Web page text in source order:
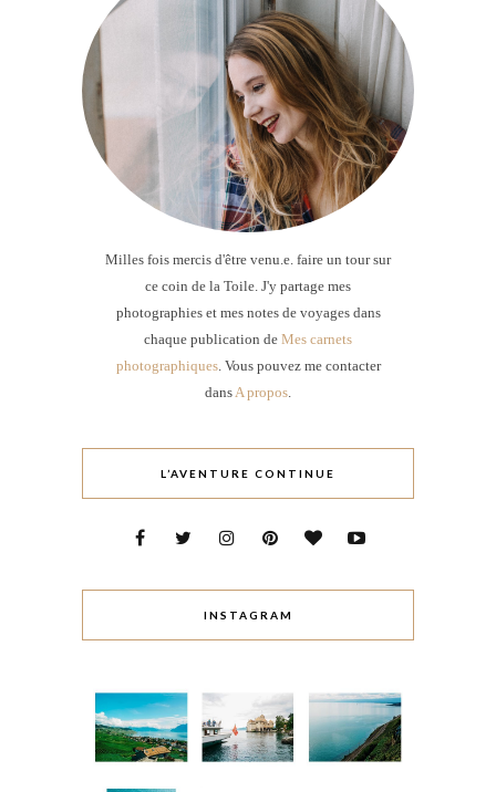
Milles fois mercis d'être venu.e. faire un tour sur
ce coin de la Toile. J'y partage mes
photographies et mes notes de voyages dans
chaque publication de Mes carnets
photographiques. Vous pouvez me contacter
dansA propos.
L’AVENTURE CONTINUE
INSTAGRAM